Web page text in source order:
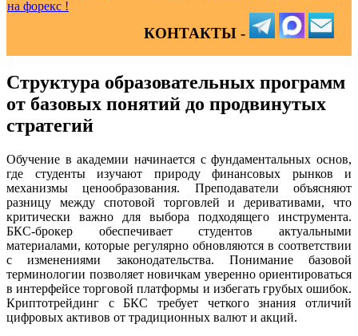
КОНТАКТЫ -
Структура образовательных программ
от базовых понятий до продвинутых
стратегий
Обучение в академии начинается с фундаментальных основ,
где студенты изучают природу финансовых рынков и
механизмы ценообразования. Преподаватели объясняют
разницу между спотовой торговлей и деривативами, что
критически важно для выбора подходящего инструмента.
БКС-брокер обеспечивает студентов актуальными
материалами, которые регулярно обновляются в соответствии
с изменениями законодательства. Понимание базовой
терминологии позволяет новичкам уверенно ориентироваться
в интерфейсе торговой платформы и избегать грубых ошибок.
Криптотрейдинг с БКС требует четкого знания отличий
цифровых активов от традиционных валют и акций.